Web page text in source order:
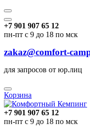
+7 901 907 65 12
пн-пт с 9 до 18 по мск
zakaz@comfort-
для запросов от юр.лиц
Корзина
+7 901 907 65 12
пн-пт с 9 до 18 по мск